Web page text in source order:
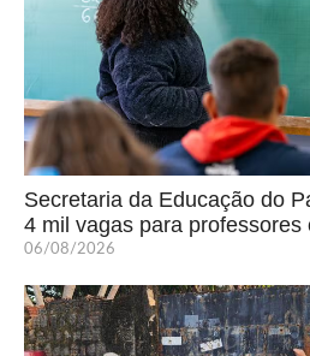
Secretaria da Educação do
4 mil vagas para professores
06/08/2026